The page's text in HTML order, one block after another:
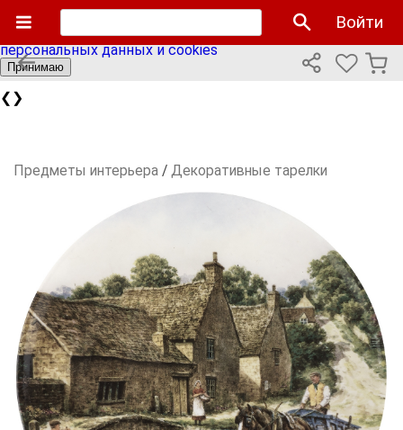
Мы используем cookies файлы для улучшения работы
сайта и персонализации. Продолжая пользоваться сайтом
вы соглашаетесь с нашейполитикой использования
персональных данных и cookies
Принимаю
❮ ❯
Войти
Предметы интерьера / Декоративные тарелки